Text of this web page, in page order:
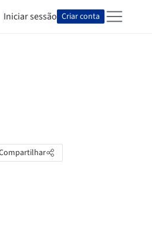
Iniciar sessão Criar conta